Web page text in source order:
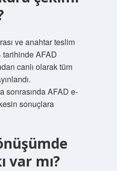
ve anahtar teslim
AFAD
canlı olarak tüm
sonrasında AFAD e-
sonuçlara
var mı?